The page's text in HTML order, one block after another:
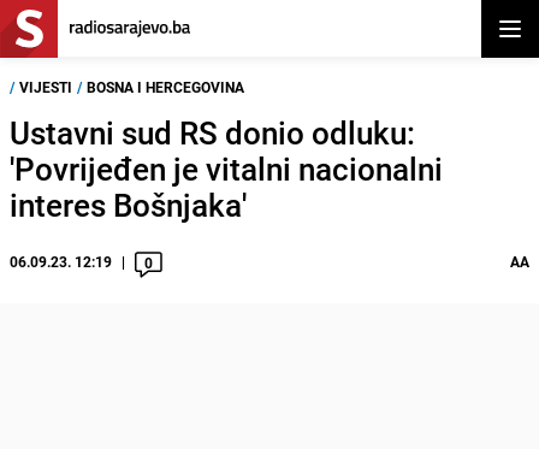
/ VIJESTI / BOSNA I HERCEGOVINA
Ustavni sud RS donio odluku:
'Povrijeđen je vitalni nacionalni
interes Bošnjaka'
06.09.23. 12:19 0 AA